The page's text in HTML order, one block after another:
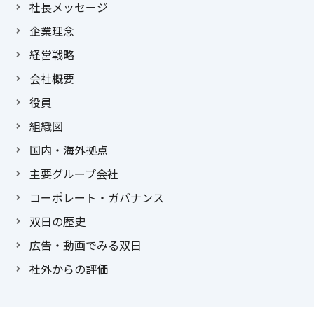
社長メッセージ
企業理念
経営戦略
会社概要
役員
組織図
国内・海外拠点
主要グループ会社
コーポレート・ガバナンス
双日の歴史
広告・動画でみる双日
社外からの評価